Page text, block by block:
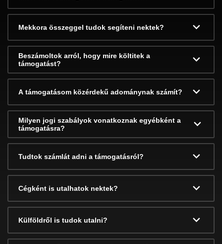
Mekkora összeggel tudok segíteni nektek?
Beszámoltok arról, hogy mire költitek a
támogatást?
A támogatásom közérdekű adománynak számít?
Milyen jogi szabályok vonatkoznak egyébként a
támogatásra?
Tudtok számlát adni a támogatásról?
Cégként is utalhatok nektek?
Külföldről is tudok utalni?